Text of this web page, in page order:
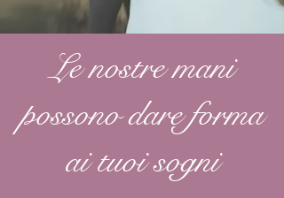
Le nostre mani
possono dare forma
ai tuoi sogni